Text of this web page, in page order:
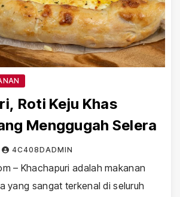
Roti Keju Khas
Menggugah Selera
4C408DADMIN
– Khachapuri adalah makanan
yang sangat terkenal di seluruh